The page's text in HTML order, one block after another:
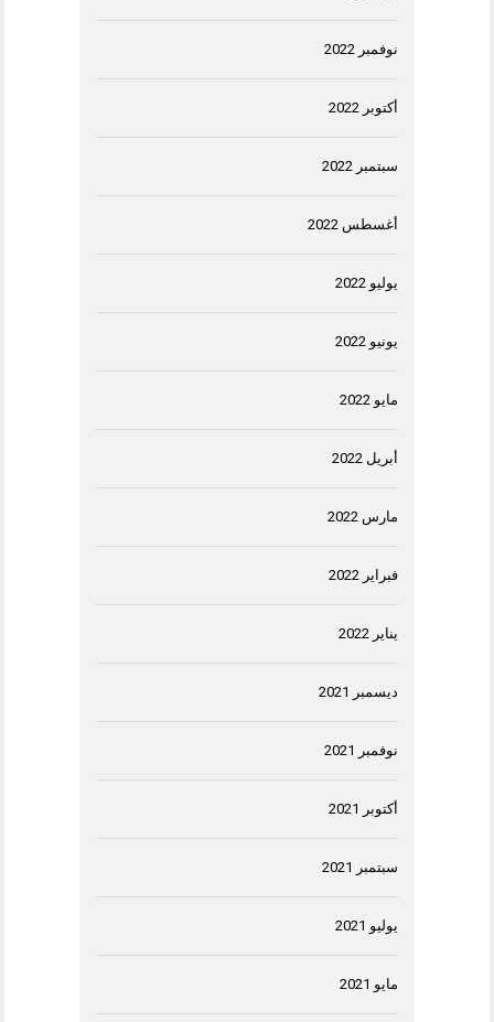
نوفمبر 2022
أكتوبر 2022
سبتمبر 2022
أغسطس 2022
يوليو 2022
يونيو 2022
مايو 2022
أبريل 2022
مارس 2022
فبراير 2022
يناير 2022
ديسمبر 2021
نوفمبر 2021
أكتوبر 2021
سبتمبر 2021
يوليو 2021
مايو 2021